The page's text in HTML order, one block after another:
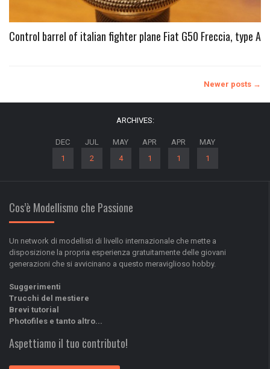
Control barrel of italian fighter plane Fiat G50 Freccia, type A
Posts
Newer posts →
ARCHIVES:
DEC
1
JUL
2
MAY
4
APR
1
APR
1
MAY
1
Cos’è Modellismo che Passione
Un network di modellisti di livello internazionale che mette a
disposizione la propria esperienza gratuitamente delle giovani
generazioni che si avvicinano a questo meraviglioso hobby.
Suggerimenti
Trucchi del mestiere
Brevi tutorial
Photofiles e tanto altro...
Aspettiamo il tuo contributo!